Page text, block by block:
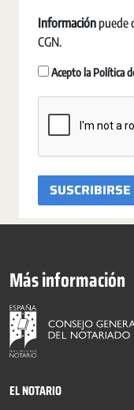
Información puede
CGN.
Acepto la Política
SUSCRIBIRSE
Más información
EL NOTARIO